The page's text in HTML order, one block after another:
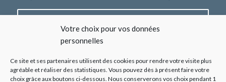
Votre choix pour vos données
personnelles
Ce site et ses partenaires utilisent des cookies pour rendre votre visite plus
agréable et réaliser des statistiques. Vous pouvez dès à présent faire votre
choix grâce aux boutons ci-dessous. Nous conserverons vos choix pendant 1